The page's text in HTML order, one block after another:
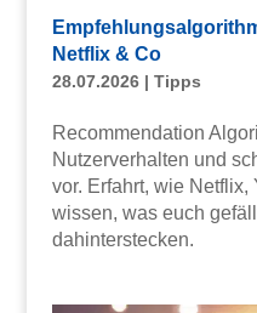
Netflix & Co
28.07.2026| Tipps
Recommendation
Nutzerverhalten und
vor. Erfahrt, wie Netflix,
wissen, was euch
dahinterstecken.